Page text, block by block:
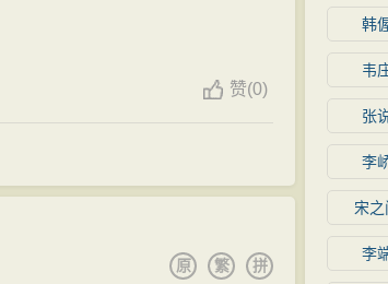
赞(0)
拼
繁
原
韩
韦
张
李
宋之
李